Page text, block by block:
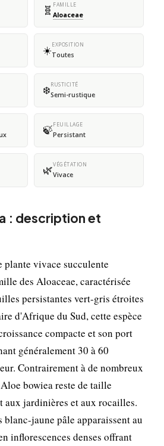
🧬 FAMILLE
Aloaceae
☀️EXPOSITION
Toutes
❄️RUSTICITÉ
Semi-rustique
🍃FEUILLAGE
Persistant
🌿VÉGÉTATION
Vivace
: description et
plante vivace succulente
des Aloaceae, caractérisée
persistantes vert-gris étroites
d'Afrique du Sud, cette espèce
compacte et son port
généralement 30 à 60
Contrairement à de nombreux
bowiea reste de taille
aux jardinières et aux rocailles.
blanc-jaune pâle apparaissent au
inflorescences denses offrant